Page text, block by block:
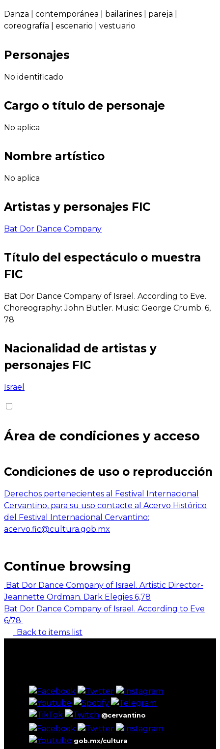
Danza contemporánea bailarines pareja
coreografía
escenario vestuario
Personajes
No identificado
Cargo o título de personaje
No aplica
Nombre artístico
No aplica
Artistas y personajes FIC
Bat Dor Dance Company
Título del espectáculo o muestra
FIC
Bat Dor Dance Company of Israel. According to Eve.
Choreography: John Butler. Music: George Crumb. 6,
78
Nacionalidad de artistas y
personajes FIC
Israel
Área de condiciones y acceso
Condiciones de uso o reproducción
Derechos pertenecientes al Festival Internacional
Cervantino, para su uso contacte al Acervo Histórico
del Festival Internacional Cervantino:
acervo.fic@cultura.gob.mx
Continue browsing
Bat Dor Dance Company of Israel. Artistic Director-
Jeannette Ordman. Dark Elegies 6,78
Bat Dor Dance Company of Israel. According to Eve
6/78
Back to items list
@cervantino
gob.mx/cultura